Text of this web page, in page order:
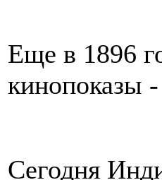
Еще в 1896
кинопоказы
Сегодня